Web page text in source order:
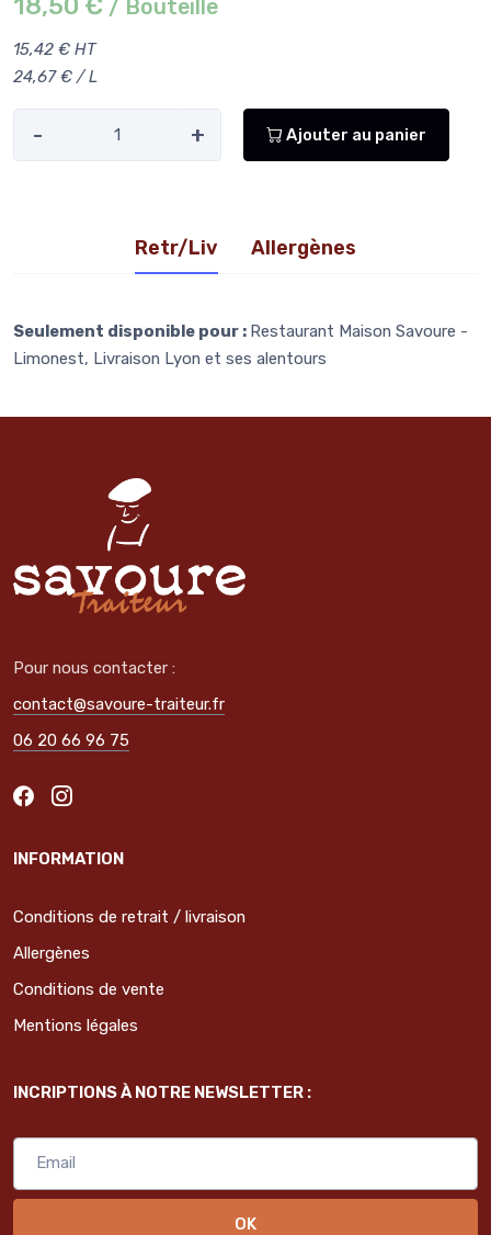
18,50 € / Bouteille
15,42 € HT
24,67 € / L
- + Ajouter au panier
Retr/Liv Allergènes
Seulement disponible pour : Restaurant Maison Savoure -
Limonest, Livraison Lyon et ses alentours
Pour nous contacter :
contact@savoure-traiteur.fr
06 20 66 96 75
INFORMATION
Conditions de retrait / livraison
Allergènes
Conditions de vente
Mentions légales
INCRIPTIONS À NOTRE NEWSLETTER :
OK